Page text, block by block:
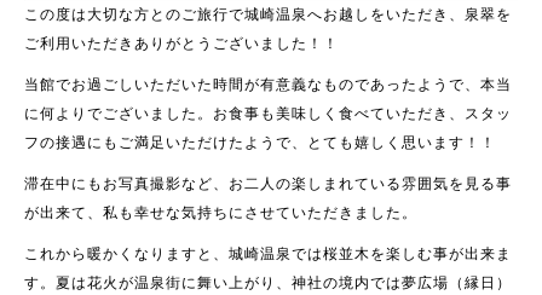
この度は大切な方とのご旅行で城崎温泉へお越しをいただき、泉翠を
ご利用いただきありがとうございました！！
当館でお過ごしいただいた時間が有意義なものであったようで、本当
に何よりでございました。お食事も美味しく食べていただき、スタッ
フの接遇にもご満足いただけたようで、とても嬉しく思います！！
滞在中にもお写真撮影など、お二人の楽しまれている雰囲気を見る事
が出来て、私も幸せな気持ちにさせていただきました。
これから暖かくなりますと、城崎温泉では桜並木を楽しむ事が出来ま
す。夏は花火が温泉街に舞い上がり、神社の境内では夢広場（縁日）